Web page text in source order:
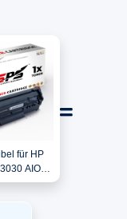
für HP
AIO /
12A Toner